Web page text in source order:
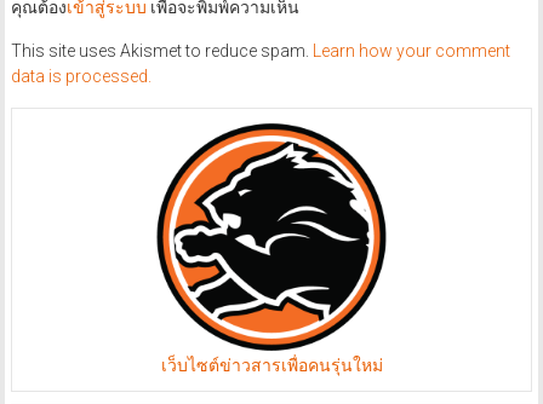
คุณต้องเข้าสู่ระบบ เพื่อจะพิมพ์ความเห็น
This site uses Akismet to reduce spam.
Learn how your comment
data is processed.
เว็บไซต์ข่าวสารเพื่อคนรุ่นใหม่